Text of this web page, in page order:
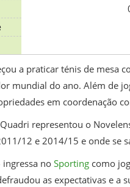
a praticar ténis de mesa
mundial do ano. Além de
em coordenação
representou o
12 e 2014/15 e onde se
ingressa no Sportingcomo
as expectativas e a